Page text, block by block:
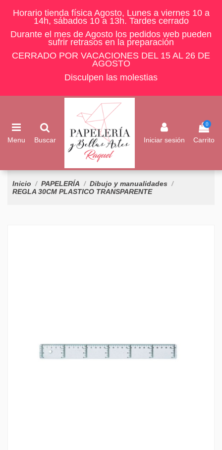
Horario tienda física Agosto, Lunes a viernes 10 a
14h, sábados 10 a 13h. Tardes cerrado
Durante el mes de Agosto los pedidos web pueden
sufrir retrasos en la preparación
CERRADO POR VACACIONES DEL 15 AL 26 DE
AGOSTO
Disculpen las molestias
Menu Buscar Iniciar sesión
0
Carrito
Inicio PAPELERÍA
Dibujo y manualidades
REGLA 30CM PLASTICO TRANSPARENTE